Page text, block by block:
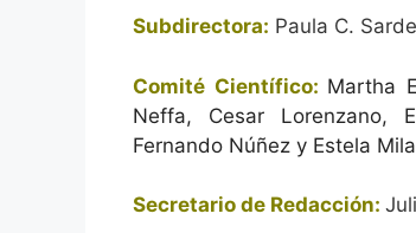
Subdirectora: Paula C.
Comité Científico: Martha
Neffa, Cesar Lorenzano,
Fernando Núñez y Estela
Secretario de Redacción: